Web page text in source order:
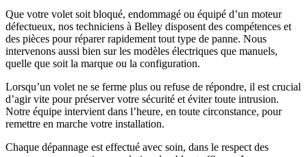
Que votre volet soit bloqué, endommagé ou équipé d’un moteur
défectueux, nos techniciens à Belley disposent des compétences et
des pièces pour réparer rapidement tout type de panne. Nous
intervenons aussi bien sur les modèles électriques que manuels,
quelle que soit la marque ou la configuration.
Lorsqu’un volet ne se ferme plus ou refuse de répondre, il est crucial
d’agir vite pour préserver votre sécurité et éviter toute intrusion.
Notre équipe intervient dans l’heure, en toute circonstance, pour
remettre en marche votre installation.
Chaque dépannage est effectué avec soin, dans le respect des